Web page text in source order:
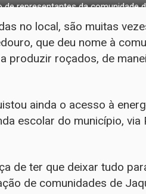
de representantes da comunidade
no local, são muitas
que deu nome à
produzir roçados, de
ainda o acesso à
escolar do município,
de ter que deixar tudo
de comunidades de